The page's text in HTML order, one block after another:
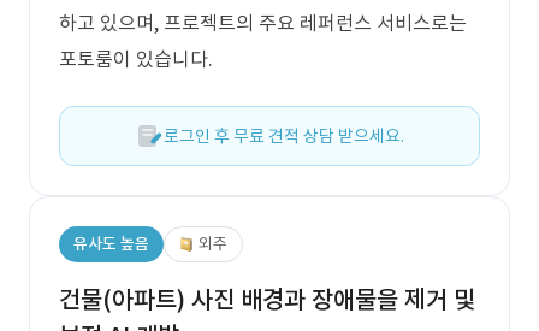
하고 있으며, 프로젝트의 주요 레퍼런스 서비스로는
포토룸이 있습니다.
로그인 후 무료 견적 상담 받으세요.
유사도 높음 외주
건물(아파트) 사진 배경과 장애물을 제거 및